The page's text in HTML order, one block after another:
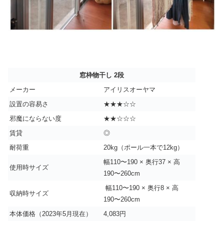
窓枠物干し 2段
メーカー
アイリスオーヤマ
設置の容易さ
★★★☆☆
邪魔にならない度
★★☆☆☆
賃貸
◎
耐荷重
20kg（ポール一本で12kg）
使用時サイズ
幅110〜190 × 奥行37 × 高
190〜260cm
収納時サイズ
幅110〜190 × 奥行8 × 高
190〜260cm
本体価格（2023年5月現在）
4,083円